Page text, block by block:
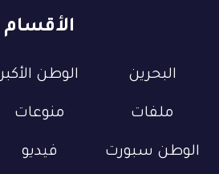
الأقسام
البحرين الوطن الأكبر
ملفات منوعات
الوطن سبورت فيديو